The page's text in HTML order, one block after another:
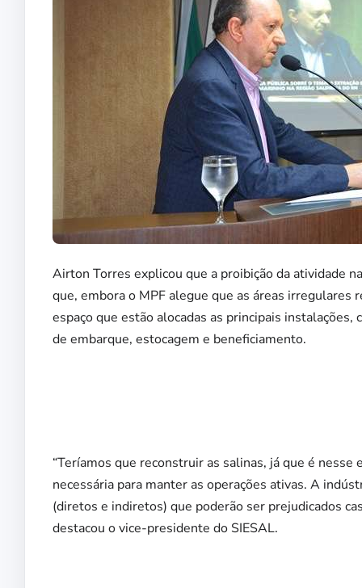
Airton Torres explicou que a proibição da atividade
que, embora o MPF alegue que as áreas
espaço que estão alocadas as principais
de embarque, estocagem e beneficiamento.
“Teríamos que reconstruir as salinas, já que é
necessária para manter as operações ativas. A
(diretos e indiretos) que poderão ser prejudicados
destacou o vice-presidente do SIESAL.